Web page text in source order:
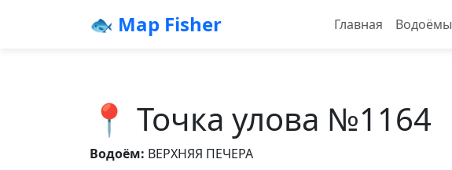
🐟 Map Fisher Главная Водоёмы
📍 Точка улова №1164
Водоём: ВЕРХНЯЯ ПЕЧЕРА